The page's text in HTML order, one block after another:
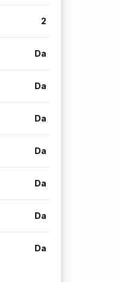
2
Da
Da
Da
Da
Da
Da
Da